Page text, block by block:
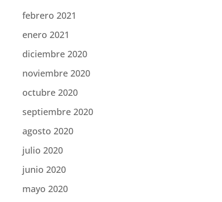
febrero 2021
enero 2021
diciembre 2020
noviembre 2020
octubre 2020
septiembre 2020
agosto 2020
julio 2020
junio 2020
mayo 2020